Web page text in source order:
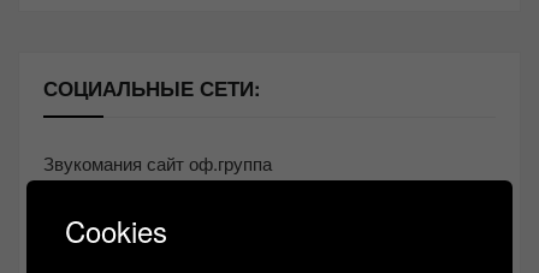
СОЦИАЛЬНЫЕ СЕТИ:
Звукомания сайт оф.группа
Контакт
Cookies